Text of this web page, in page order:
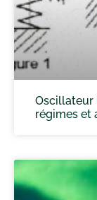
Oscillateur
régimes et